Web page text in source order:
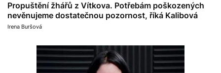
Propuštění žhářů z Vítkova. Potřebám poškozených
nevěnujeme dostatečnou pozornost, říká Kalibová
Irena Buršová